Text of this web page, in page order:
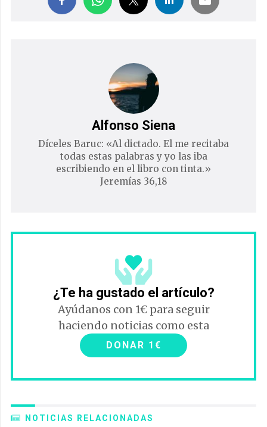
Alfonso Siena
Díceles Baruc: «Al dictado. El me recitaba
todas estas palabras y yo las iba
escribiendo en el libro con tinta.»
Jeremías 36,18
¿Te ha gustado el artículo?
Ayúdanos con 1€ para seguir
haciendo noticias como esta
DONAR 1€
NOTICIAS RELACIONADAS